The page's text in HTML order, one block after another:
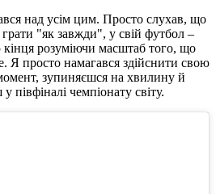
над усім цим. Просто слухав, що
грати "як завжди", у свій футбол –
розуміючи масштаб того, що
Я просто намагався здійснити свою
зупиняєшся на хвилину й
чемпіонату світу.